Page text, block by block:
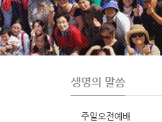
P
r
o
m
생명의 말씀
주일오전예배